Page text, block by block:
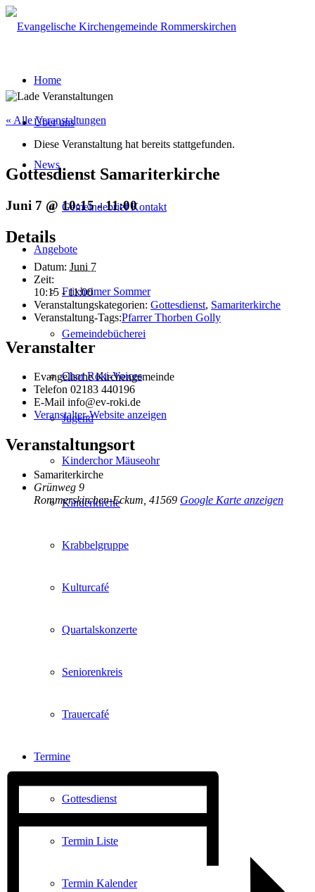
Home
Über uns
News
Gemeindebrief Kontakt
Angebote
Frixheimer Sommer
Gemeindebücherei
Chor Roki-Voices
Jugend
Kinderchor Mäuseohr
Kinderkirche
Krabbelgruppe
Kulturcafé
Quartalskonzerte
Seniorenkreis
Trauercafé
Termine
Gottesdienst
Termin Liste
Termin Kalender
« Alle Veranstaltungen
Diese Veranstaltung hat bereits stattgefunden.
Gottesdienst Samariterkirche
Juni 7 @ 10:15-11:00
Details
Datum: Juni 7
Zeit:
10:15 - 11:00
Veranstaltungskategorien: Gottesdienst, Samariterkirche
Veranstaltung-Tags:Pfarrer Thorben Golly
Veranstalter
Evangelische Kirchengemeinde
Telefon 02183 440196
E-Mail info@ev-roki.de
Veranstalter-Website anzeigen
Veranstaltungsort
Samariterkirche
Grünweg 9
Rommerskirchen-Eckum 41569 Google Karte anzeigen